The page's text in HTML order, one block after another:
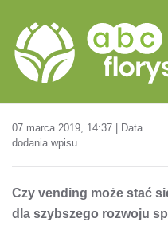
Przejdź do treści głównej
07 marca 2019, 14:37 | Data
dodania wpisu
Czy vending może stać
dla szybszego rozwoju